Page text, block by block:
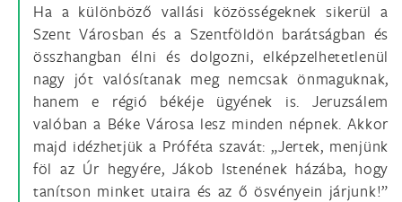
Ha a különböző vallási közösségeknek sikerül a
Szent Városban és a Szentföldön barátságban és
összhangban élni és dolgozni, elképzelhetetlenül
nagy jót valósítanak meg nemcsak önmaguknak,
hanem e régió békéje ügyének is. Jeruzsálem
valóban a Béke Városa lesz minden népnek. Akkor
majd idézhetjük a Próféta szavát: „Jertek, menjünk
föl az Úr hegyére, Jákob Istenének házába, hogy
tanítson minket utaira és az ő ösvényein járjunk!”